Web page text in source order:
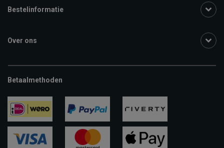
Bestelinformatie
Over ons
Betaalmethoden
ideal paypal riverty